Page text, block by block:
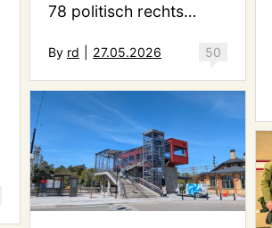
78 politisch rechts…
50
By rd 27.05.2026